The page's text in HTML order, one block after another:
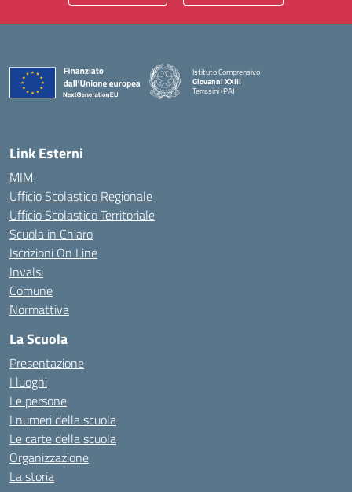
Istituto Comprensivo
Giovanni XXIII
Terrasini (PA)
Link Esterni
MIM
Ufficio Scolastico Regionale
Ufficio Scolastico Territoriale
Scuola in Chiaro
Iscrizioni On Line
Invalsi
Comune
Normattiva
La Scuola
Presentazione
I luoghi
Le persone
I numeri della scuola
Le carte della scuola
Organizzazione
La storia